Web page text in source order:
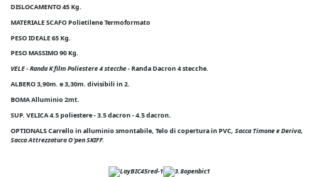
DISLOCAMENTO 45 Kg.
MATERIALE SCAFO Polietilene Termoformato
PESO IDEALE 65 Kg.
PESO MASSIMO 90 Kg.
VELE - Randa K film Poliestere 4 stecche- Randa Dacron 4 stecche.
ALBERO 3,90m. e 3,30m. divisibili in 2.
BOMA Alluminio 2mt.
SUP. VELICA 4.5 poliestere - 3.5 dacron - 4.5 dacron.
OPTIONALS Carrello in alluminio smontabile, Telo di copertura in PVC, Sacca Timone e Deriva,
Sacca Attrezzatura O'pen SKIFF.